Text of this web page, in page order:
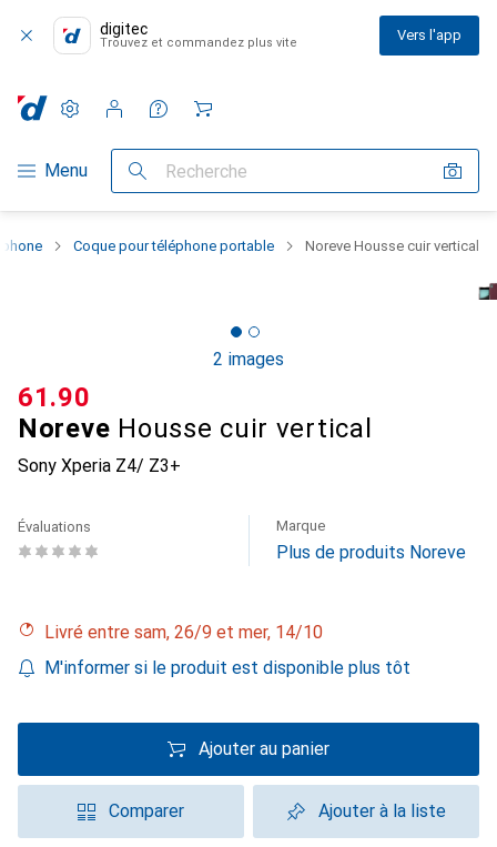
digitec
Trouvez et commandez plus vite Vers l'app
Navigation par catégorie
Menu Recherche
Paramètres
Compte client
Listes de comparaison
Listes d'envies
Panier
Coque pour téléphone portable Noreve Housse cuir vertical
2 images
Noreve Housse cuir vertical
Sony Xperia Z4/ Z3+
CHF
61.90
Évaluations Marque
Plus de produits Noreve
Livré entre sam, 26/9 et mer, 14/10
M'informer si le produit est disponible plus tôt
Ajouter au panier
Comparer Ajouter à la liste